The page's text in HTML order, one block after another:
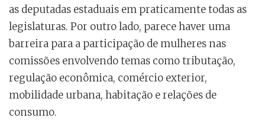
as deputadas estaduais em praticamente todas as
legislaturas. Por outro lado, parece haver uma
barreira para a participação de mulheres nas
comissões envolvendo temas como tributação,
regulação econômica, comércio exterior,
mobilidade urbana, habitação e relações de
consumo.